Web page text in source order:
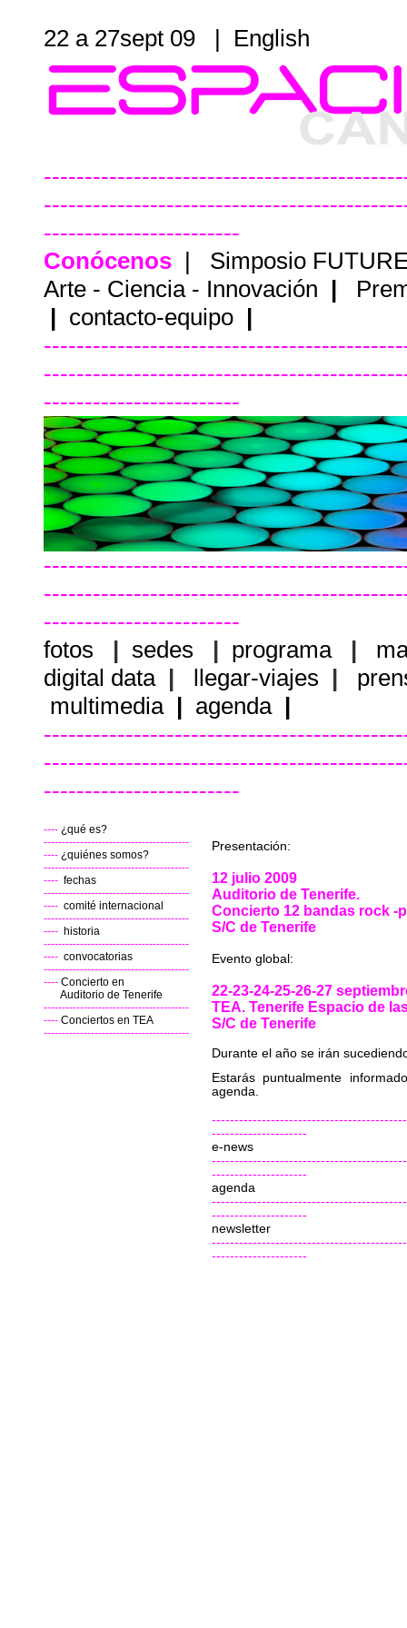
22 a 27sept 09 | English
------------------------
Conócenos |
Simposio
Arte - Ciencia - Innovación |
| contacto-equipo |
------------------------
------------------------
fotos
| sedes | programa |
digital data | llegar-viajes |
multimedia | agenda |
------------------------
---- ¿qué es?
----------------------------------------
---- ¿quiénes somos?
----------------------------------------
---- fechas
----------------------------------------
---- comité internacional
----------------------------------------
---- historia
----------------------------------------
---- convocatorias
----------------------------------------
---- Concierto en
Auditorio de Tenerife
----------------------------------------
---- Conciertos en TEA
----------------------------------------
Presentación:
12 julio 2009
Auditorio de Tenerife.
Concierto 12 bandas rock -
S/C de Tenerife
Evento global:
22-23-24-25-26-27
TEA. Tenerife Espacio de
S/C de Tenerife
Durante el año se irán
Estarás puntualmente
agenda.
---------------------
e-news
---------------------
agenda
---------------------
newsletter
---------------------